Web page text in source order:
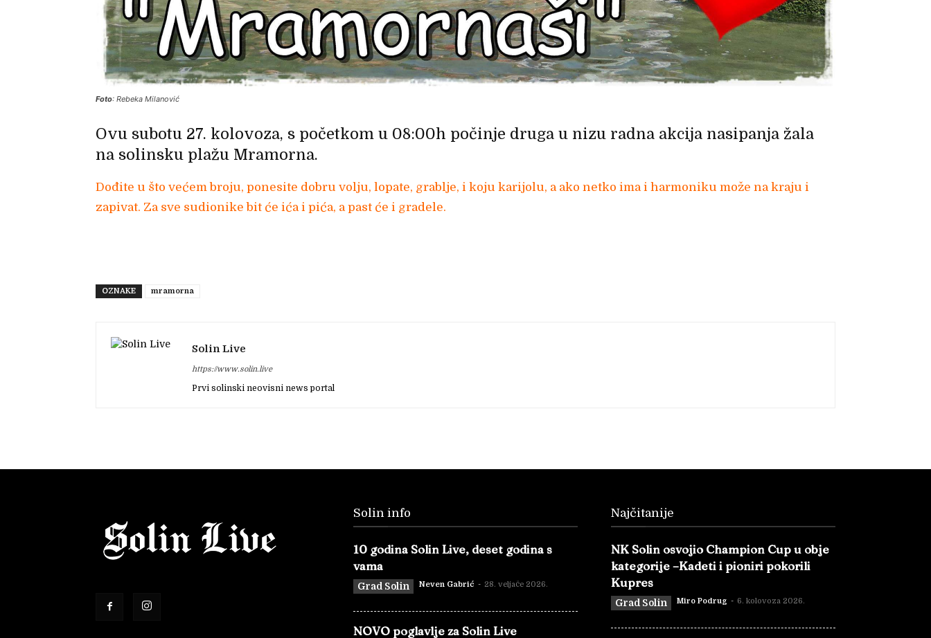
Foto: Rebeka Milanović
Ovu subotu 27. kolovoza, s početkom u 08:00h počinje druga u nizu radna akcija nasipanja žala
na solinsku plažu Mramorna.
Dođite u što većem broju, ponesite dobru volju, lopate, grablje, i koju karijolu, a ako netko ima i harmoniku može na kraju i
zapivat. Za sve sudionike bit će ića i pića, a past će i gradele.
OZNAKE mramorna
Solin Live
https://www.solin.live
Prvi solinski neovisni news portal
Solin info
10 godina Solin Live, deset godina s
vama
Grad Solin Neven Gabrić - 28. veljače 2026.
NOVO poglavlje za Solin Live
Najčitanije
NK Solin osvojio Champion Cup u obje
kategorije –Kadeti i pioniri pokorili
Kupres
Grad Solin Miro Podrug - 6. kolovoza 2026.